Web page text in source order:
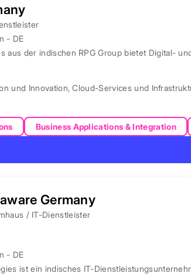
- DE
aus der indischen RPG Group bietet Digital-
und Innovation,Cloud-Services und
Business Applications & Integration
Germany
/ IT-Dienstleister
- DE
ist ein indisches IT-